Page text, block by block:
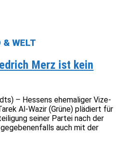
& WELT
Merz ist kein
– Hessens ehemaliger Vize-
Al-Wazir (Grüne) plädiert für
seiner Partei nach der
auch mit der